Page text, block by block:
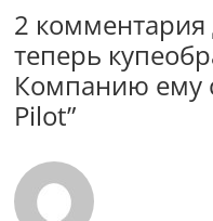
2 комментария
теперь
Компанию ему
Pilot”